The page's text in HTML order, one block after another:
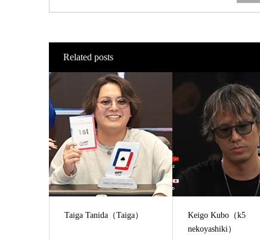
Related posts
Taiga Tanida（Taiga）
Keigo Kubo（k5
nekoyashiki）